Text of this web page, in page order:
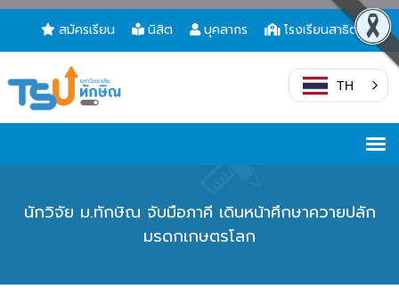
สมัครเรียน นิสิต บุคลากร โรงเรียนสาธิต
TH
นักวิจัย ม.ทักษิณ จับมือภาคี เดินหน้าศึกษาควายปลัก
มรดกเกษตรโลก